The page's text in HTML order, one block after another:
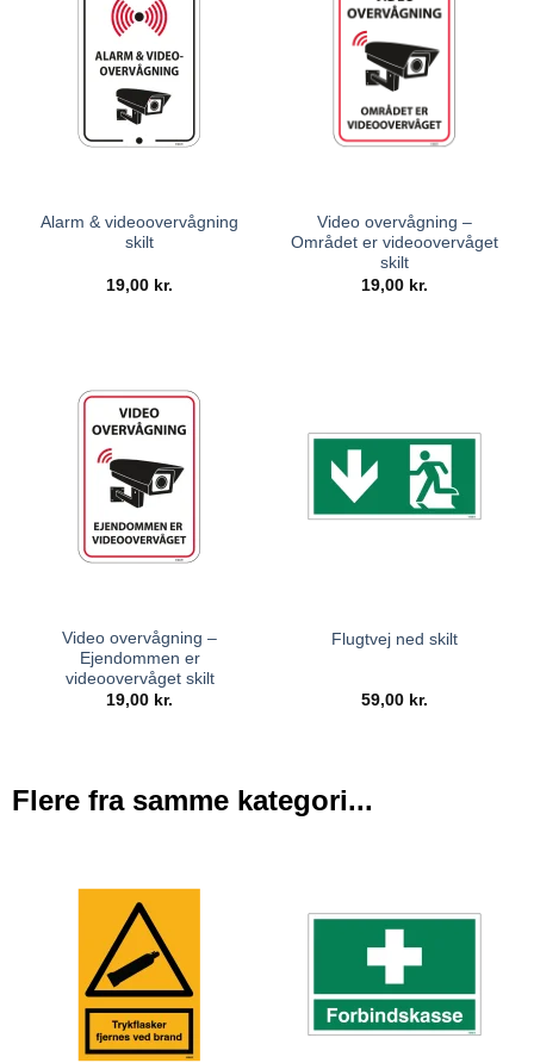
Alarm & videoovervågning
skilt
19,00 kr.
Video overvågning –
Området er videoovervåget
skilt
19,00 kr.
Video overvågning –
Ejendommen er
videoovervåget skilt
19,00 kr.
Flugtvej ned skilt
59,00 kr.
Flere fra samme kategori...